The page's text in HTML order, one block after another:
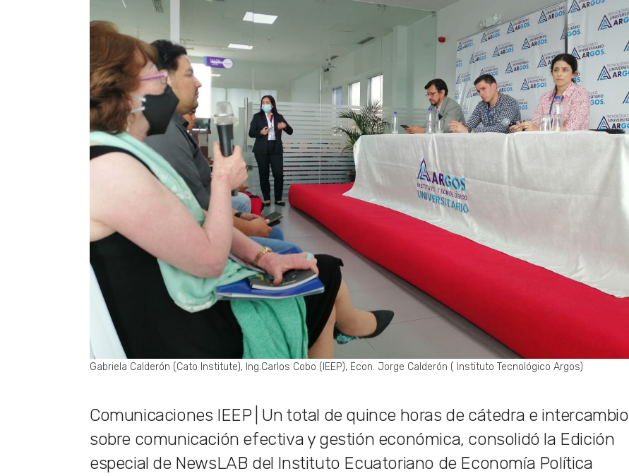
Gabriela Calderón (Cato Institute), Ing.Carlos Cobo (IEEP), Econ. Jorge Calderón ( Instituto Tecnológico Argos)
Comunicaciones IEEP | Un total de quince horas de cátedra e intercambio
sobre comunicación efectiva y gestión económica, consolidó la Edición
especial de NewsLAB del Instituto Ecuatoriano de Economía Política